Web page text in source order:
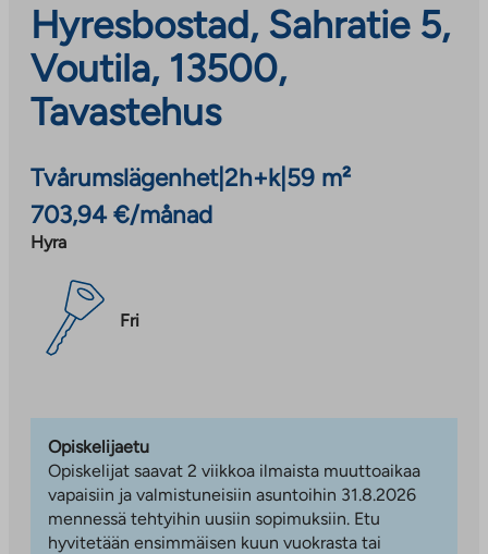
Hyresbostad, Sahratie 5,
Voutila, 13500,
Tavastehus
Tvårumslägenhet|2h+k| 59 m²
703,94 €/månad
Hyra
Fri
Opiskelijaetu
Opiskelijat saavat 2 viikkoa ilmaista muuttoaikaa
vapaisiin ja valmistuneisiin asuntoihin 31.8.2026
mennessä tehtyihin uusiin sopimuksiin. Etu
hyvitetään ensimmäisen kuun vuokrasta tai